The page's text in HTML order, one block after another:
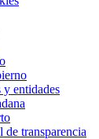
y entidades
de transparencia